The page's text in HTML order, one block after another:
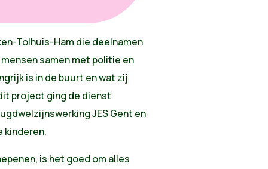
Tolhuis-Ham die deelnamen
mensen samen met politie en
is in de buurt en wat zij
project ging de dienst
JES Gent en
kinderen.
is het goed om alles